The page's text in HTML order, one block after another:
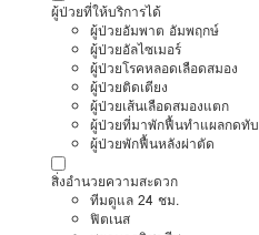
ผู้ป่วยที่ให้บริการได้
ผู้ป่วยอัมพาต อัมพฤกษ์
ผู้ป่วยอัลไซเมอร์
ผู้ป่วยโรคหลอดเลือดสมอง
ผู้ป่วยติดเตียง
ผู้ป่วยเส้นเลือดสมองแตก
ผู้ป่วยที่มาพักฟื้นทำแผลกดทับ
ผู้ป่วยพักฟื้นหลังผ่าตัด
สิ่งอำนวยความสะดวก
ทีมดูแล 24 ชม.
ฟิตเนส